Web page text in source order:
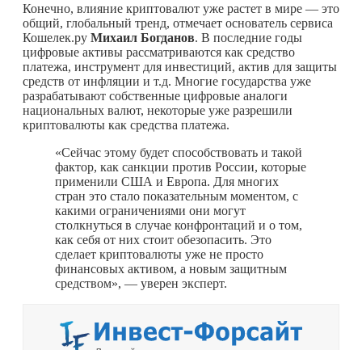
Конечно, влияние криптовалют уже растет в мире — это
общий, глобальный тренд, отмечает основатель сервиса
Кошелек.ру Михаил Богданов. В последние годы
цифровые активы рассматриваются как средство
платежа, инструмент для инвестиций, актив для защиты
средств от инфляции и т.д. Многие государства уже
разрабатывают собственные цифровые аналоги
национальных валют, некоторые уже разрешили
криптовалюты как средства платежа.
«Сейчас этому будет способствовать и такой
фактор, как санкции против России, которые
применили США и Европа. Для многих
стран это стало показательным моментом, с
какими ограничениями они могут
столкнуться в случае конфронтаций и о том,
как себя от них стоит обезопасить. Это
сделает криптовалюты уже не просто
финансовых активом, а новым защитным
средством», — уверен эксперт.